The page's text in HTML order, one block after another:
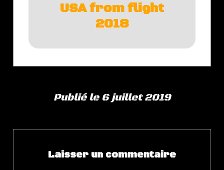
USA from flight
2018
Publié le 6 juillet 2019
Laisser un commentaire